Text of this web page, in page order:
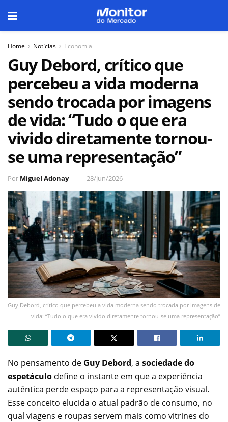
Home Notícias Economia
Guy Debord, crítico que
percebeu a vida moderna
sendo trocada por imagens
de vida: “Tudo o que era
vivido diretamente tornou-
se uma representação”
Por Miguel Adonay 28/jun/2026
Guy Debord, crítico que percebeu a vida moderna sendo trocada por imagens de
vida: “Tudo o que era vivido diretamente tornou-se uma representação”
No pensamento de Guy Debord, a sociedade do
espetáculo define o instante em que a experiência
autêntica perde espaço para a representação visual.
Esse conceito elucida o atual padrão de consumo, no
qual viagens e roupas servem mais como vitrines do